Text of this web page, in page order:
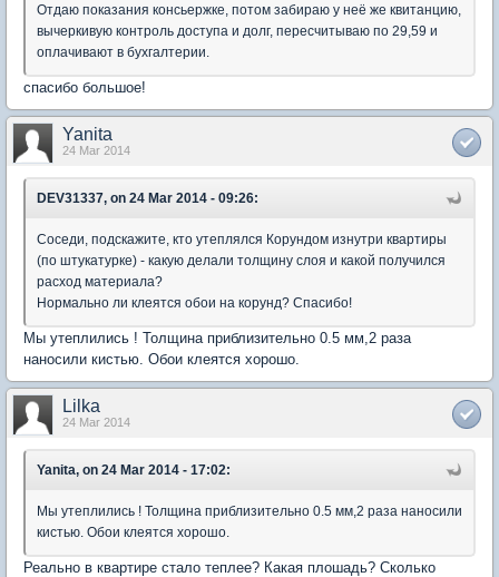
Отдаю показания консьержке, потом забираю у неё же квитанцию,
вычеркивую контроль доступа и долг, пересчитываю по 29,59 и
оплачивают в бухгалтерии.
спасибо большое!
Yanita
24 Mar 2014
DEV31337, on 24 Mar 2014 - 09:26:
Соседи, подскажите, кто утеплялся Корундом изнутри квартиры
(по штукатурке) - какую делали толщину слоя и какой получился
расход материала?
Нормально ли клеятся обои на корунд? Спасибо!
Мы утеплились ! Толщина приблизительно 0.5 мм,2 раза
наносили кистью. Обои клеятся хорошо.
Lilka
24 Mar 2014
Yanita, on 24 Mar 2014 - 17:02:
Мы утеплились ! Толщина приблизительно 0.5 мм,2 раза наносили
кистью. Обои клеятся хорошо.
Реально в квартире стало теплее? Какая плошадь? Сколько